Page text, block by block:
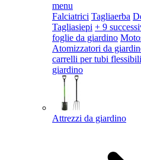
menu
Falciatrici Tagliaerba
Tagliasiepi + 9
foglie da giardino
Atomizzatori da
carrelli per tubi flessibili
giardino
Attrezzi da giardino